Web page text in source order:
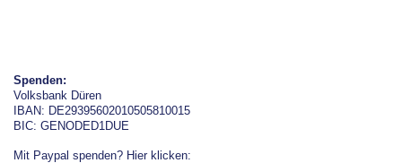
Spenden:
Volksbank Düren
IBAN: DE29395602010505810015
BIC: GENODED1DUE
Mit Paypal spenden? Hier klicken: